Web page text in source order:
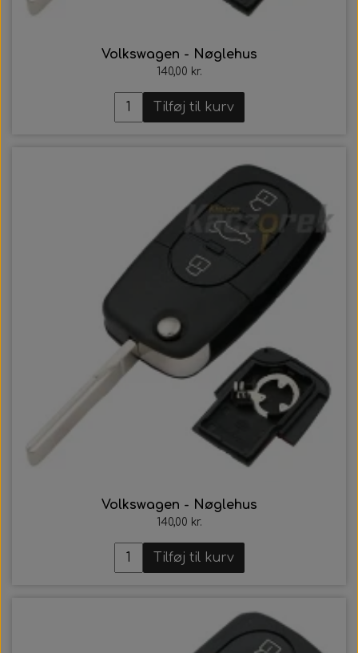
Volkswagen - Nøglehus
140,00 kr.
Tilføj til kurv
Volkswagen - Nøglehus
140,00 kr.
Tilføj til kurv